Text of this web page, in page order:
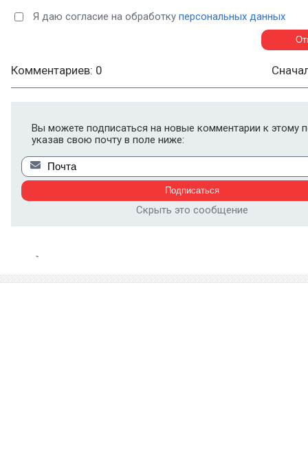
Я даю согласие на обработку персональных данных
Комментариев: 0
Вы можете подписаться на новые комментарии к этому
указав свою почту в поле ниже:
Скрыть это сообщение